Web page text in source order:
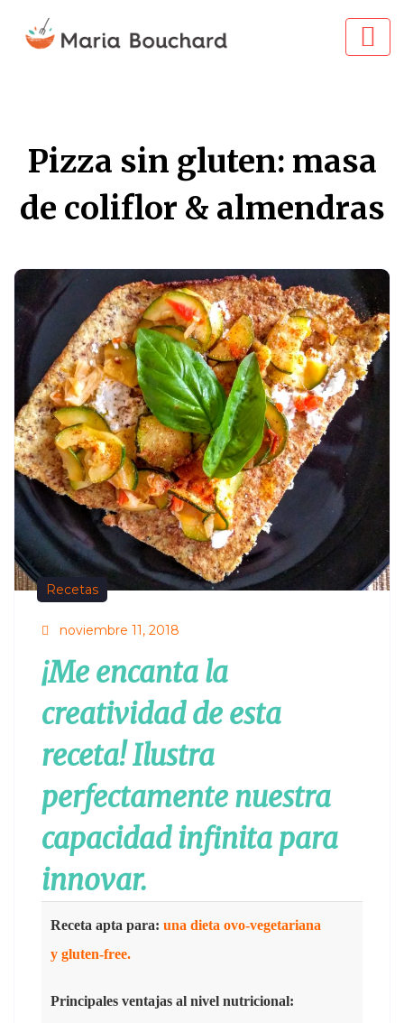
Pizza sin gluten: masa
de coliflor & almendras
Recetas
noviembre 11, 2018
¡Me encanta la
creatividad de esta
receta! Ilustra
perfectamente nuestra
capacidad infinita para
innovar.
Receta apta para: una dieta ovo-vegetariana
y gluten-free.
Principales ventajas al nivel nutricional: